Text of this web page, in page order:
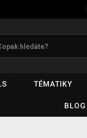
TÉMATIKY
BLOG